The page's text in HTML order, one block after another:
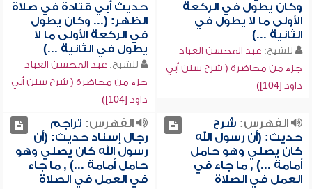
وكان يطول في الركعة
الأولى ما لا يطول في
الثانية ...)
للشيخ: عبد المحسن العباد
جزء من محاضرة ( شرح سنن أبي
داود [104])
حديث أبي قتادة في صلاة
الظهر: (... وكان يطول
في الركعة الأولى ما لا
يطول في الثانية ...)
للشيخ: عبد المحسن العباد
جزء من محاضرة ( شرح سنن أبي
داود [104])
الفهرس: شرح
حديث: (أن رسول الله
كان يصلي وهو حامل
أمامة ...) , ما جاء في
العمل في الصلاة
الفهرس: تراجم
رجال إسناد حديث: (أن
رسول الله كان يصلي وهو
حامل أمامة ...) , ما جاء
في العمل في الصلاة